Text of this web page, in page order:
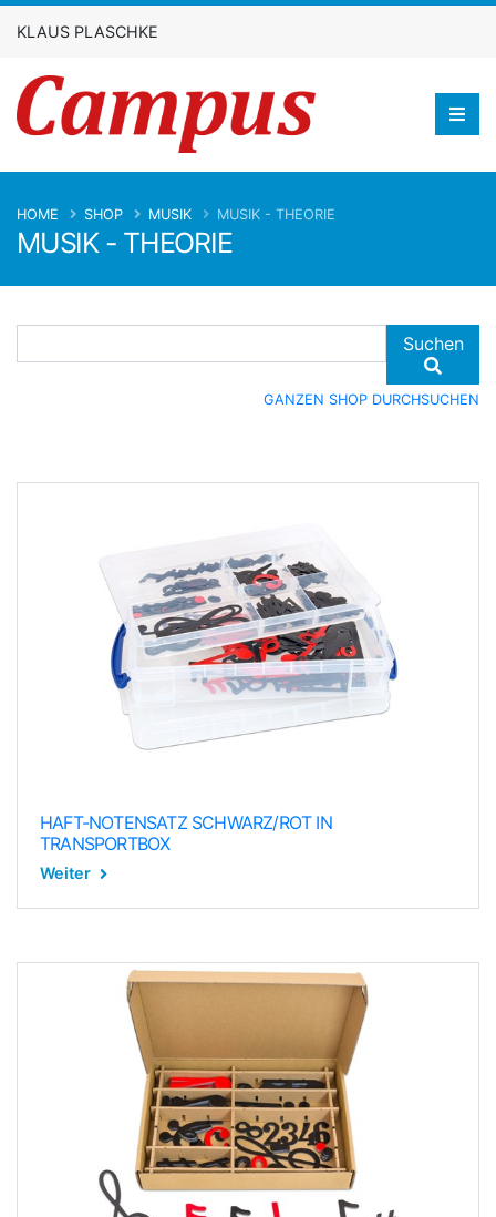
KLAUS PLASCHKE
MUSIK - THEORIE
HOME SHOP MUSIK MUSIK - THEORIE
Suchen
GANZEN SHOP DURCHSUCHEN
HAFT-NOTENSATZ SCHWARZ/ROT IN
TRANSPORTBOX
Weiter